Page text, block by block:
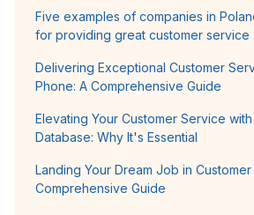
Five examples of companies in
for providing great customer service
Delivering Exceptional Customer
Phone: A Comprehensive Guide
Elevating Your Customer Service
Database: Why It's Essential
Landing Your Dream Job in
Comprehensive Guide